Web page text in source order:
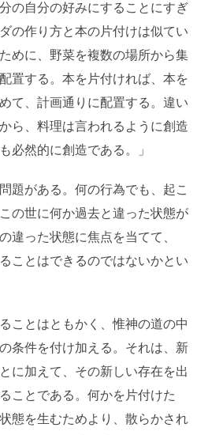
の自分の好みにすることにすぎ
の作り方と本の片付けは似てい
めに、野菜を複数の場所から集
置する。本を片付ければ、本を
て、計画通りに配置する。違い
ら、料理は言われるように創造
必然的に創造である。」
題がある。何の行為でも、起こ
の世に何か過去と違った状態が
違った状態に焦点を当てて、
ことはできるのではないかとい
ことはともかく、惟神の道の中
条件を付け加える。それは、新
に加えて、その新しい存在を出
ことである。何かを片付けた
態を生むためより、散らかされ